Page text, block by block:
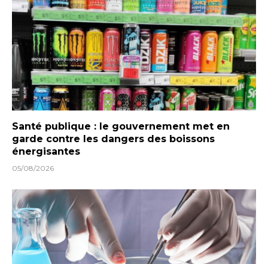
Santé publique : le gouvernement met en
garde contre les dangers des boissons
énergisantes
05/08/2026